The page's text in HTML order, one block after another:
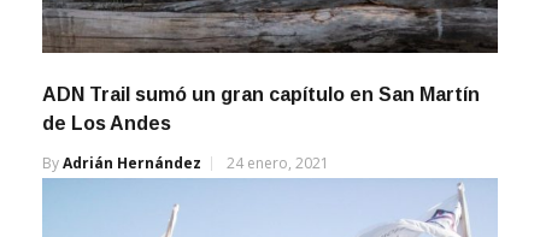
ADN Trail sumó un gran capítulo en San Martín
de Los Andes
ByAdrián Hernández 24 enero, 2021